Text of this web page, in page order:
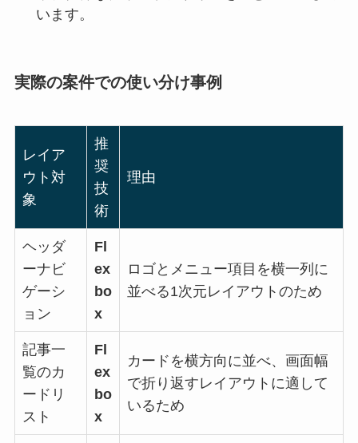
います。
実際の案件での使い分け事例
レイア
ウト対
象
推
奨
技
術
理由
ヘッダ
ーナビ
ゲーシ
ョン
Fl
ex
bo
x
ロゴとメニュー項目を横一列に
並べる1次元レイアウトのため
記事一
覧のカ
ードリ
スト
Fl
ex
bo
x
カードを横方向に並べ、画面幅
で折り返すレイアウトに適して
いるため